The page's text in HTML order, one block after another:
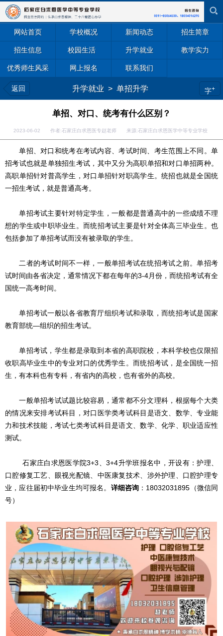
网站首页 学校概况 新闻动态 招生简章
招生信息 校园生活 升学就业 教学实力
优秀师生风采 网上报名 联系我们
返回 升学就业 > 单招升学 字+
单招、对口、统考有什么区别？
2023-06-02 作者:石家庄白求恩医专赵老师 来源:石家庄白求恩医学中等专业学校
单招、对口和统考在考试内容、考试时间、考生范围上不同。单
招考试也就是单独招生考试，其中又分为高职单招和对口单招两种。
高职单招针对普高学生，对口单招针对职高学生。统招也就是全国统
一招生考试，就是普通高考。
单招考试主要针对特定学生，一般都是普通高中的一些成绩不理
想的学生或中职毕业生。而统招考试主要是针对全体高三毕业生。也
包括参加了单招考试而没有被录取的学生。
二者的考试时间不一样，一般单招考试在统招考试之前。单招考
试时间由各省决定，通常情况下都在每年的3-4月份，而统招考试有全
国统一高考时间。
单招考试一般以各省教育厅组织考试和录取，而统招考试是国家
教育部统—组织的招生考试。
单招考试，学生都是录取到本省的高职院校，本科学校也仅限招
收职高毕业生中的专业对口的优秀学生。而统招考试，是全国统一招
生，有本科也有专科，有省内的高校，也有省外的高校。
一般单招考试试题比较容易，通常都不分文理科，根据每个大类
的情况来安排考试科目，对口医学类考试科目是语文、数学、专业能
力和技术技能，考试七类考试科目是语文、数学、化学、职业适应性
测试。
石家庄白求恩医学院3+3、3+4升学班报名中，开设有：护理、
口腔修复工艺、眼视光配镜、中医康复技术、涉外护理、口腔护理专
业，应往届初中毕业生均可报名。 详细咨询 ：18032031895（微信同
号）